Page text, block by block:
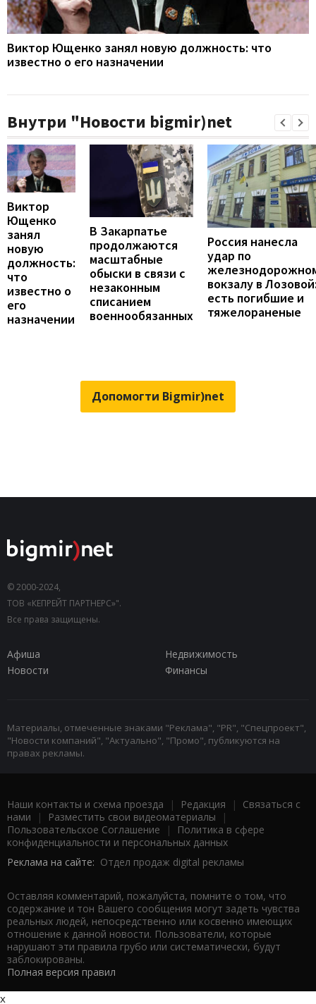
Виктор Ющенко занял новую должность: что
известно о его назначении
Внутри "Новости bigmir)net
Виктор
Ющенко
занял
новую
должность:
что
известно о
его
назначении
В Закарпатье
продолжаются
масштабные
обыски в связи с
незаконным
списанием
военнообязанных
Россия нанесла
удар по
вокзалу в
есть погибшие и
тяжелораненые
Допомогти Bigmir)net
© 2000-2024,
ТОВ «КЕПРЕЙТ ПАРТНЕРС»".
Все права защищены.
Афиша
Недвижимость
Новости
Финансы
Материалы, отмеченные знаками "Реклама", "PR", "Спецпроект",
"Новости компаний", "Актуально", "Промо", публикуются на
правах рекламы.
Наши контакты и схема проезда | Редакция | Связаться с
нами | Разместить свои видеоматериалы |
Пользовательское Соглашение |
Политика в сфере
конфиденциальности и персональных данных
Реклама на сайте: Отдел продаж digital рекламы
Оставляя комментарий, пожалуйста, помните о том, что
содержание и тон Вашего сообщения могут задеть чувства
реальных людей, непосредственно или косвенно имеющих
отношение к данной новости. Пользователи, которые
нарушают эти правила грубо или систематически, будут
заблокированы.
Полная версия правил
x